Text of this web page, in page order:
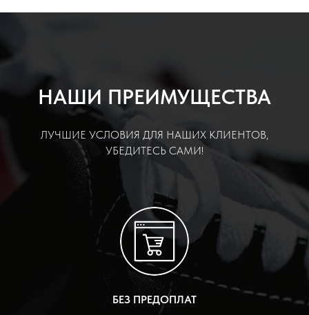
НАШИ ПРЕИМУЩЕСТВА
ЛУЧШИЕ УСЛОВИЯ ДЛЯ НАШИХ КЛИЕНТОВ,
УБЕДИТЕСЬ САМИ!
БЕЗ ПРЕДОПЛАТ